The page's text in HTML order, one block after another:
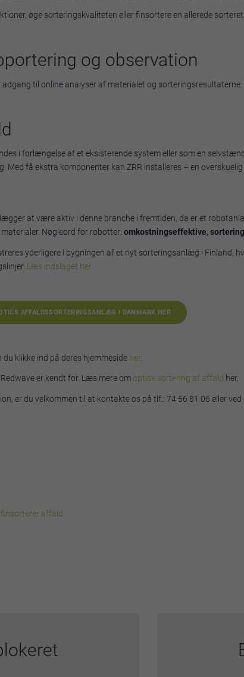
øge sorteringskvaliteten eller finsortere en allerede
og observation
til online analyser af materialet og
i forlængelse af et eksisterende system eller som en
Med få ekstra komponenter kan ZRR installeres – en
at være aktiv i denne branche i fremtiden, da er et
Nøgleord for robotter: omkostningseffektive,
yderligere i bygningen af et nyt sorteringsanlæg i Finland,
Læs indslaget her
AFFALDSSORTERINGSANLÆG I DANMARK HER
klikke ind på deres hjemmeside her.
er kendt for. Læs mere omoptisk sortering af affald her.
er du velkommen til at kontakte os på tlf.: 74 56 81 06 eller ved
affald